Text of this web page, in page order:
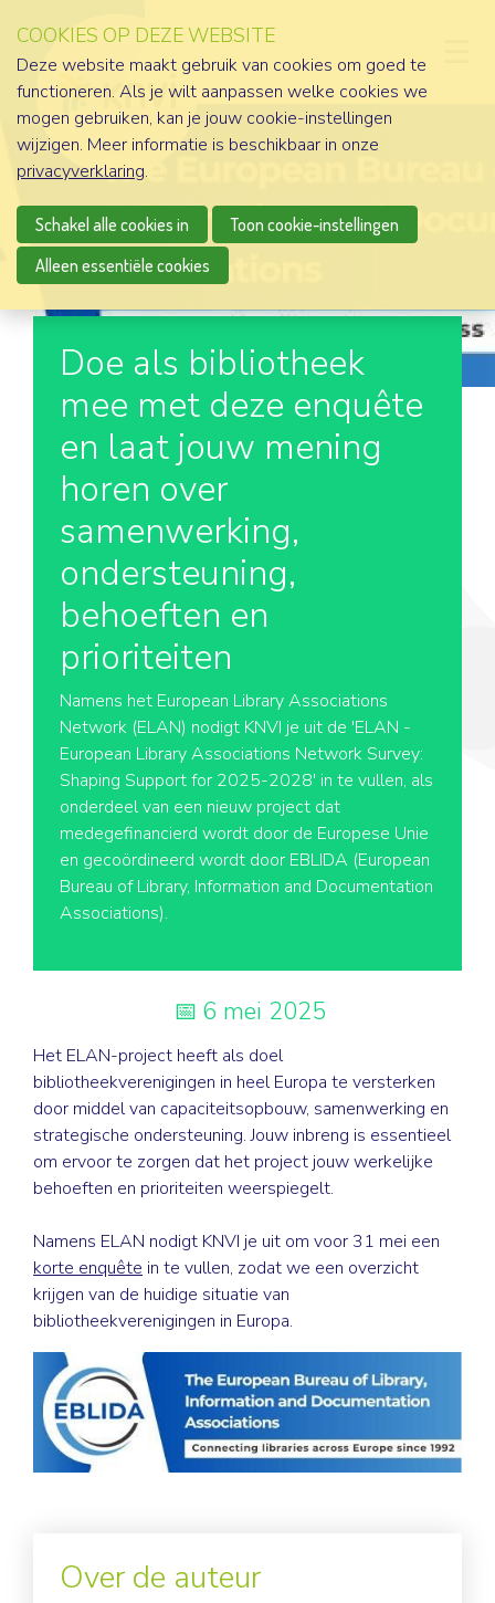
Doe als bibliotheek
mee met deze enquête
en laat jouw mening
horen over
samenwerking,
ondersteuning,
behoeften en
prioriteiten
Namens het European Library Associations
Network (ELAN) nodigt KNVI je uit de 'ELAN -
European Library Associations Network Survey:
Shaping Support for 2025-2028' in te vullen, als
onderdeel van een nieuw project dat
medegefinancierd wordt door de Europese Unie
en gecoördineerd wordt door EBLIDA (European
Bureau of Library, Information and Documentation
Associations).
6 mei 2025
Het ELAN-project heeft als doel
bibliotheekverenigingen in heel Europa te versterken
door middel van capaciteitsopbouw, samenwerking en
strategische ondersteuning. Jouw inbreng is essentieel
om ervoor te zorgen dat het project jouw werkelijke
behoeften en prioriteiten weerspiegelt.
Namens ELAN nodigt KNVI je uit om voor 31 mei een
korte enquête in te vullen, zodat we een overzicht
krijgen van de huidige situatie van
bibliotheekverenigingen in Europa.
Over de auteur
COOKIES OP DEZE WEBSITE
Deze website maakt gebruik van cookies om goed te
functioneren. Als je wilt aanpassen welke cookies we
mogen gebruiken, kan je jouw cookie-instellingen
wijzigen. Meer informatie is beschikbaar in onze
privacyverklaring.
Schakel alle cookies in
Toon cookie-instellingen
Alleen essentiële cookies